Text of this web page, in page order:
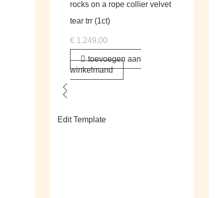
rocks on a rope collier velvet
tear trr (1ct)
€ 1.249,00
toevoegen aan
winkelmand
Edit Template